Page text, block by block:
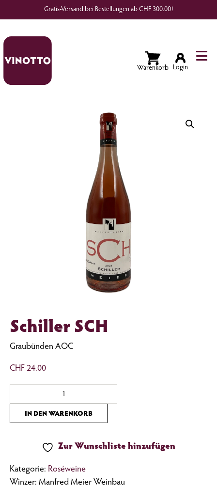
Gratis-Versand bei Bestellungen ab CHF 300.00!
Wunschliste Login
Schiller SCH
Graubünden AOC
CHF 24.00
IN DEN WARENKORB
Zur Wunschliste hinzufügen
Kategorie: Roséweine
Winzer: Manfred Meier Weinbau